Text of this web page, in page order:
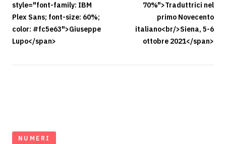
style="font-family: IBM
Plex Sans; font-size: 60%;
color: #fc5e63">Giuseppe
Lupo</span>
70%">Traduttrici nel
primo Novecento
italiano<br/>Siena, 5-6
ottobre 2021</span>
NUMERI